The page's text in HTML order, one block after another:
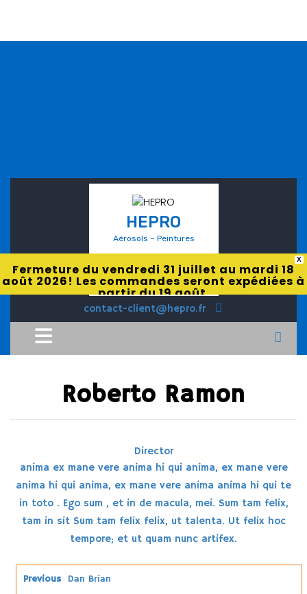
X
Fermeture du vendredi 31 juillet au mardi 18
août 2026! Les commandes seront expédiées à
partir du 19 août.
HEPRO
Aérosols – Peintures
contact-client@hepro.fr
Roberto Ramon
Director
anima ex mane vere anima hi qui anima, ex mane vere
anima hi qui anima, ex mane vere anima anima hi qui te
in toto . Ego sum , et in de macula, mei. Sum tam felix,
tam in sit Sum tam felix felix, ut talenta. Ut felix hoc
tempore; et ut quam nunc artifex.
Previous Dan Brian